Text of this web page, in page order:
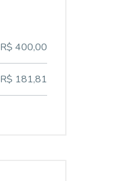
R$ 400,00
R$ 181,81